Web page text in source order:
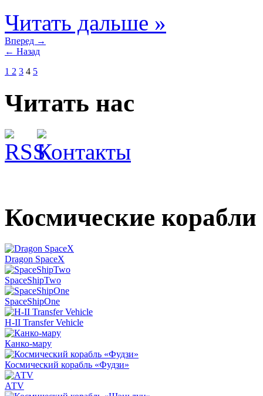
Читать дальше »
Вперед →
← Назад
1 2 3 4 5
Читать нас
Космические корабли
Dragon SpaceX
SpaceShipTwo
SpaceShipOne
H-II Transfer Vehicle
Канко-мару
Космический корабль «Фудзи»
АТV